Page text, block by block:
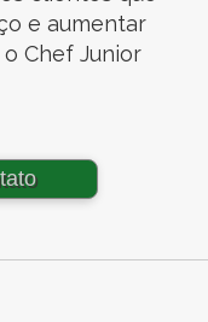
e aumentar
o Chef Junior